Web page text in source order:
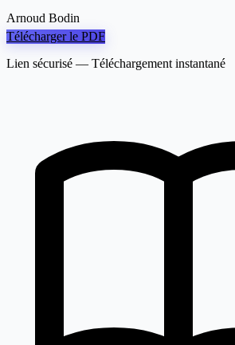
Arnoud Bodin
Télécharger le PDF
Lien sécurisé — Téléchargement instantané